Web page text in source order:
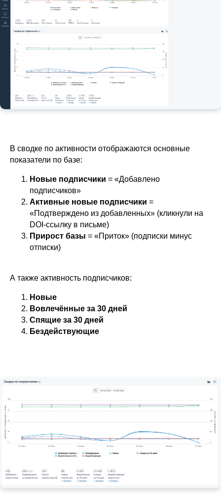
В сводке по активности отображаются основные
показатели по базе:
Новые подписчики = «Добавлено
подписчиков»
Активные новые подписчики =
«Подтверждено из добавленных» (кликнули на
DOI-ссылку в письме)
Прирост базы = «Приток» (подписки минус
отписки)
А также активность подписчиков:
Новые
Вовлечённые за 30 дней
Спящие за 30 дней
Бездействующие